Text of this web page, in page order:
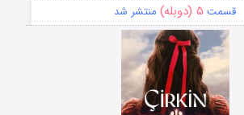
قسمت ۵ (دوبله) منتشر شد